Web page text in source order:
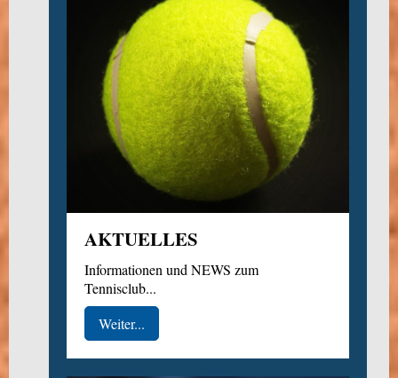
AKTUELLES
Informationen und NEWS zum
Tennisclub...
Weiter...